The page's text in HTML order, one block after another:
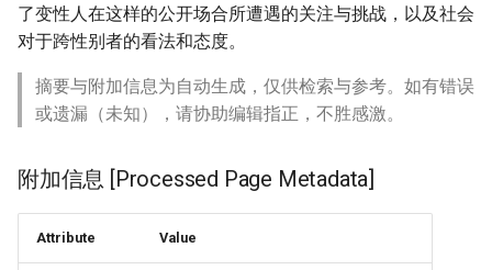
了变性人在这样的公开场合所遭遇的关注与挑战，以及社会
对于跨性别者的看法和态度。
摘要与附加信息为自动生成，仅供检索与参考。如有错误
或遗漏（未知），请协助编辑指正，不胜感激。
附加信息 [Processed Page Metadata]
Attribute Value